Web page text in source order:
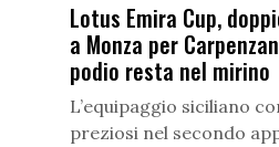
Lotus Emira Cup,
a Monza per
podio resta nel mirino
L’equipaggio siciliano
preziosi nel secondo